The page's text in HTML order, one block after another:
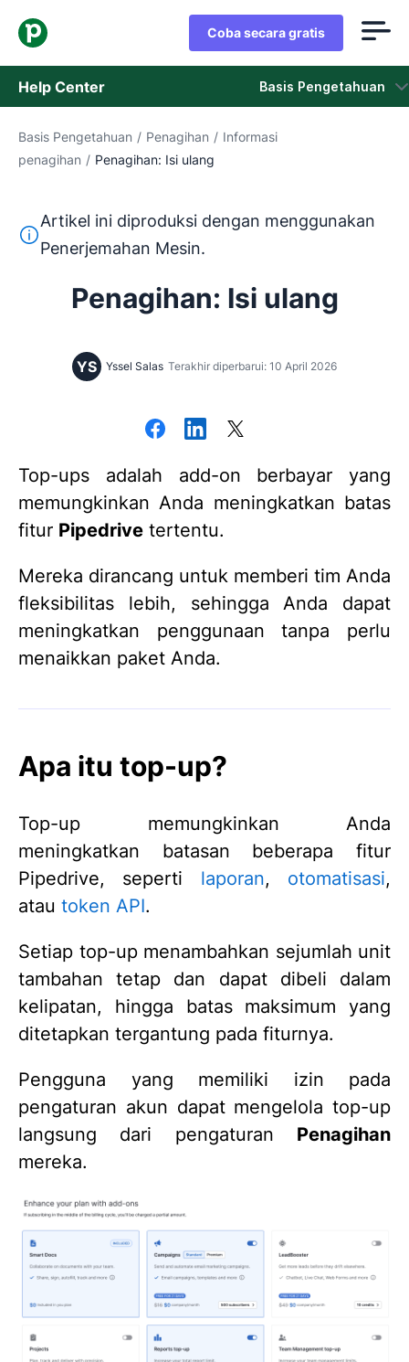
Coba secara gratis
Help Center Basis Pengetahuan
Basis Pengetahuan
Hubungi Staf Dukungan
Basis Pengetahuan / Penagihan / Informasi
penagihan / Penagihan: Isi ulang
Teks ini diterjemahkan dari bahasa Inggris dengan
Artikel ini diproduksi dengan menggunakan
Penerjemahan Mesin.
Penagihan: Isi ulang
YS Yssel Salas Terakhir diperbarui: 10 April 2026
Top-ups adalah add-on berbayar yang
memungkinkan Anda meningkatkan batas
fitur Pipedrive tertentu.
Mereka dirancang untuk memberi tim Anda
fleksibilitas lebih, sehingga Anda dapat
meningkatkan penggunaan tanpa perlu
menaikkan paket Anda.
Apa itu top-up?
Top-up memungkinkan Anda
meningkatkan batasan beberapa fitur
Pipedrive, seperti laporan, otomatisasi,
atau token API.
Setiap top-up menambahkan sejumlah unit
tambahan tetap dan dapat dibeli dalam
kelipatan, hingga batas maksimum yang
ditetapkan tergantung pada fiturnya.
Pengguna yang memiliki izin pada
pengaturan akun dapat mengelola top-up
langsung dari pengaturan Penagihan
mereka.